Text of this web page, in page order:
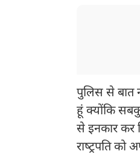
पुलिस से बात
हूं क्‍योंकि
से इनकार कर
राष्‍ट्रपति